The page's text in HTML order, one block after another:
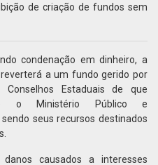
de criação de fundos sem
condenação em dinheiro, a
a um fundo gerido por
Estaduais de que
o Ministério Público e
seus recursos destinados
causados a interesses